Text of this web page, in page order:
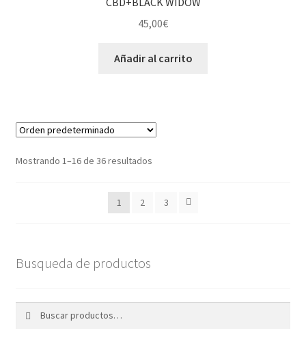
45,00€
Añadir al carrito
Mostrando 1–16 de 36 resultados
1 2 3
Busqueda de productos